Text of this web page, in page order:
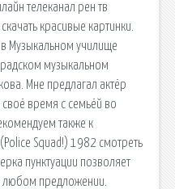
телеканал рен тв
красивые картинки.
Музыкальном училище
музыкальном
Мне предлагал актёр
время с семьёй во
также к
Squad!) 1982 смотреть
пунктуации позволяет
любом предложении.